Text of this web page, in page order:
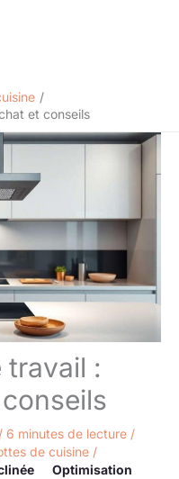
et conseils
travail :
/ 6 minutes de lecture /
de cuisine /
Optimisation